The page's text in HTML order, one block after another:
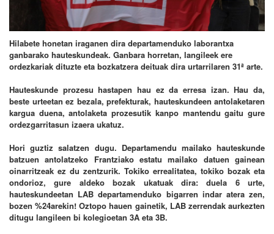
Hilabete honetan iraganen dira departamenduko laborantxa
ganbarako hauteskundeak. Ganbara horretan, langileek ere
ordezkariak dituzte eta bozkatzera deituak dira urtarrilaren 31ª arte.
Hauteskunde prozesu hastapen hau ez da erresa izan. Hau da,
beste urteetan ez bezala, prefekturak, hauteskundeen antolaketaren
kargua duena, antolaketa prozesutik kanpo mantendu gaitu gure
ordezgarritasun izaera ukatuz.
Hori guztiz salatzen dugu. Departamendu mailako hauteskunde
batzuen antolatzeko Frantziako estatu mailako datuen gainean
oinarritzeak ez du zentzurik. Tokiko errealitatea, tokiko bozak eta
ondorioz, gure aldeko bozak ukatuak dira: duela 6 urte,
hauteskundeetan LAB departamenduko bigarren indar atera zen,
bozen %24arekin! Oztopo hauen gainetik, LAB zerrendak aurkezten
ditugu langileen bi kolegioetan 3A eta 3B.